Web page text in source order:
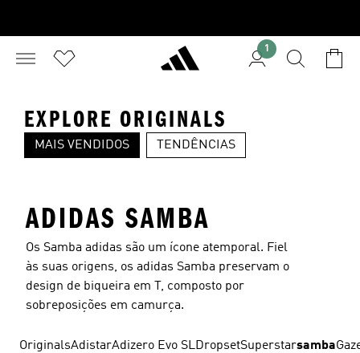
1
EXPLORE ORIGINALS
MAIS VENDIDOS TENDÊNCIAS
SUPERSTAR SPEZIAL
ADIDAS SAMBA
Os Samba adidas são um ícone atemporal. Fiel
às suas origens, os adidas Samba preservam o
design de biqueira em T, composto por
sobreposições em camurça.
OriginalsAdistarAdizero Evo SLDropsetSuperstarsamba